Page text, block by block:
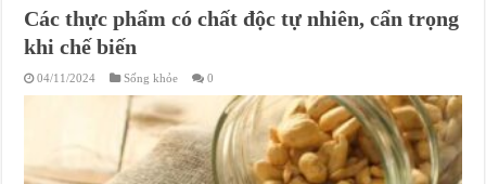
Các thực phẩm có chất độc tự nhiên, cẩn trọng
khi chế biến
04/11/2024 Sống khỏe 0